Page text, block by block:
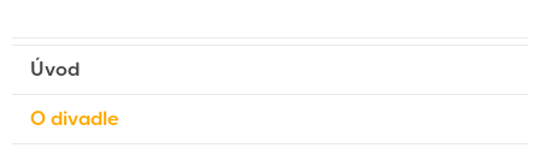
Úvod
O divadle